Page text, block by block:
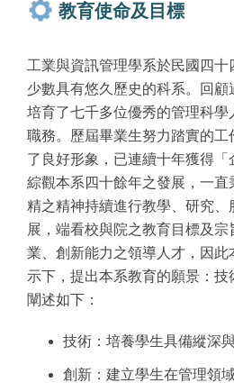
教育使命及目標
工業與資訊管理學系於民國四
少數具有悠久歷史的科系。回
培育了七千多位優秀的管理科
職務。歷屆畢業生努力踏實的工
了良好形象，已連續十年獲得「
綜觀本系四十餘年之發展，一
精之精神持續進行教學、研究、
展，端看校與院之教育目標及
業、創新能力之領導人才，因此
示下，提出本系教育的願景：技
闡述如下：
技術：培養學生具備縱深
創新：建立學生在管理領